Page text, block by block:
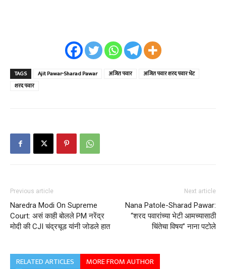
TAGS Ajit Pawar-Sharad Pawar अजित पवार
अजित पवार शरद पवार भेट
शरद पवार
Previous article
Naredra Modi On Supreme
Court: असं काही बोलले PM नरेंद्र
मोदी की CJI चंद्रचूड यांनी जोडले हात
Next article
Nana Patole-Sharad Pawar:
“शरद पवारांच्या भेटी आमच्यासाठी
चिंतेचा विषय” नाना पटोले
RELATED ARTICLES MORE FROM AUTHOR